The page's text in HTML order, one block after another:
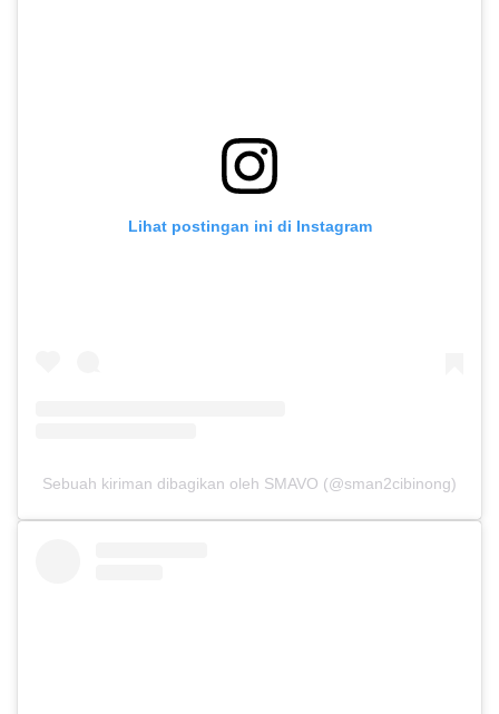
Lihat postingan ini di Instagram
Sebuah kiriman dibagikan oleh SMAVO (@sman2cibinong)